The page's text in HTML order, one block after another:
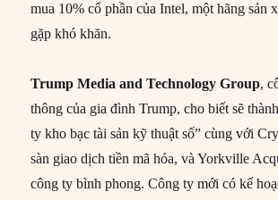
mua 10% cổ phần của Intel, một hãng sản
gặp khó khăn.
Trump Media and Technology Group,
thông của gia đình Trump, cho biết sẽ
ty kho bạc tài sản kỹ thuật số” cùng với
sàn giao dịch tiền mã hóa, và Yorkville
công ty bình phong. Công ty mới có kế